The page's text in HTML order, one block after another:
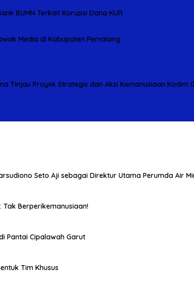
BUMN Terkait Korupsi Dana KUR
Media di Kabupaten Pemalang.
Tinjau Proyek Strategis dan Aksi Kemanusiaan Kodim
Seto Aji sebagai Direktur Utama Perumda Air
Tak Berperikemanusiaan!
Pantai Cipalawah Garut
Tim Khusus